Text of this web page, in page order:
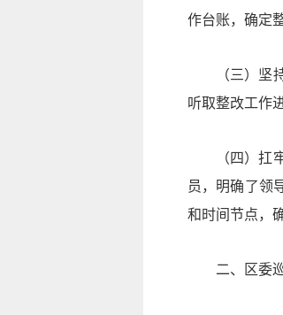
作台账，确定
（三）
听取整改工作
（四）
员，明确了领
和时间节点，
二、区委